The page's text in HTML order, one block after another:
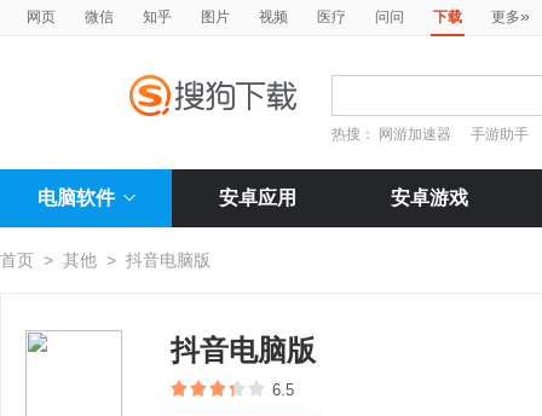
网页 微信 知乎 图片 视频 医疗 问问 下载 更多»
热搜： 网游加速器 手游助手
电脑软件 安卓应用 安卓游戏
首页 > 其他 > 抖音电脑版
抖音电脑版
6.5